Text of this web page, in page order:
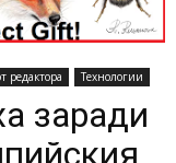
редактора Технологии
заради